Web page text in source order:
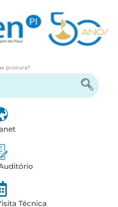
procura?
Técnica